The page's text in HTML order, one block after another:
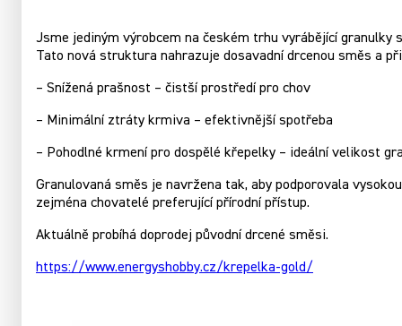
Jsme jediným výrobcem na českém trhu vyrábějící granulky
Tato nová struktura nahrazuje dosavadní drcenou směs a
– Snížená prašnost – čistší prostředí pro chov
– Minimální ztráty krmiva – efektivnější spotřeba
– Pohodlné krmení pro dospělé křepelky – ideální velikost
Granulovaná směs je navržena tak, aby podporovala
zejména chovatelé preferující přírodní přístup.
Aktuálně probíhá doprodej původní drcené směsi.
https://www.energyshobby.cz/krepelka-gold/